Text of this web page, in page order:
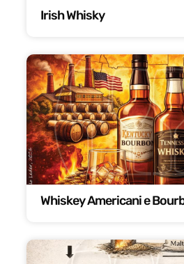
Irish Whisky
Whiskey Americani e